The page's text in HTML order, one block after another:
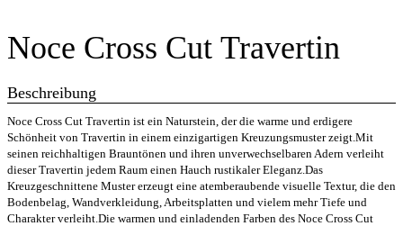
Noce Cross Cut Travertin
Beschreibung
Noce Cross Cut Travertin ist ein Naturstein, der die warme und erdigere
Schönheit von Travertin in einem einzigartigen Kreuzungsmuster zeigt.Mit
seinen reichhaltigen Brauntönen und ihren unverwechselbaren Adern verleiht
dieser Travertin jedem Raum einen Hauch rustikaler Eleganz.Das
Kreuzgeschnittene Muster erzeugt eine atemberaubende visuelle Textur, die den
Bodenbelag, Wandverkleidung, Arbeitsplatten und vielem mehr Tiefe und
Charakter verleiht.Die warmen und einladenden Farben des Noce Cross Cut